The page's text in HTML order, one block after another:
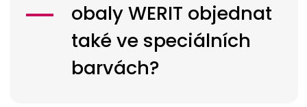
obalyWERIT objednat
také ve speciálních
barvách?